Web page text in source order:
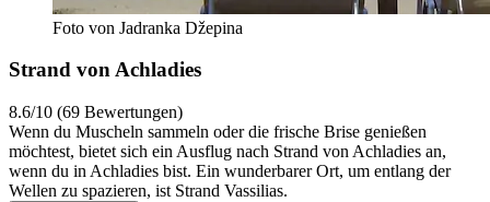
Foto von Jadranka Džepina
Strand von Achladies
8.6/10 (69 Bewertungen)
Wenn du Muscheln sammeln oder die frische Brise genießen
möchtest, bietet sich ein Ausflug nach Strand von Achladies an,
wenn du in Achladies bist. Ein wunderbarer Ort, um entlang der
Wellen zu spazieren, ist Strand Vassilias.